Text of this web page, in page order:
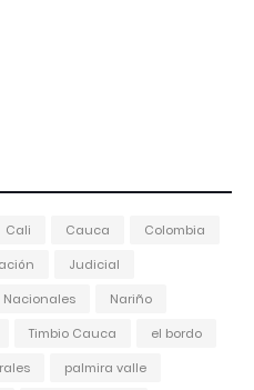
Cali Cauca
Colombia
Judicial
Nacionales
Nariño
Timbio Cauca
el bordo
palmira valle